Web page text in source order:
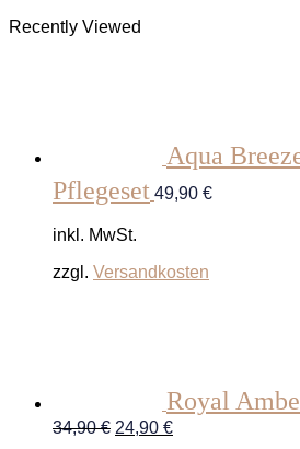
Recently Viewed
Aqua
Pflegeset 49,90 €
inkl. MwSt.
zzgl. Versandkosten
Royal
34,90€ Ursprünglicher
24,90 €Aktueller